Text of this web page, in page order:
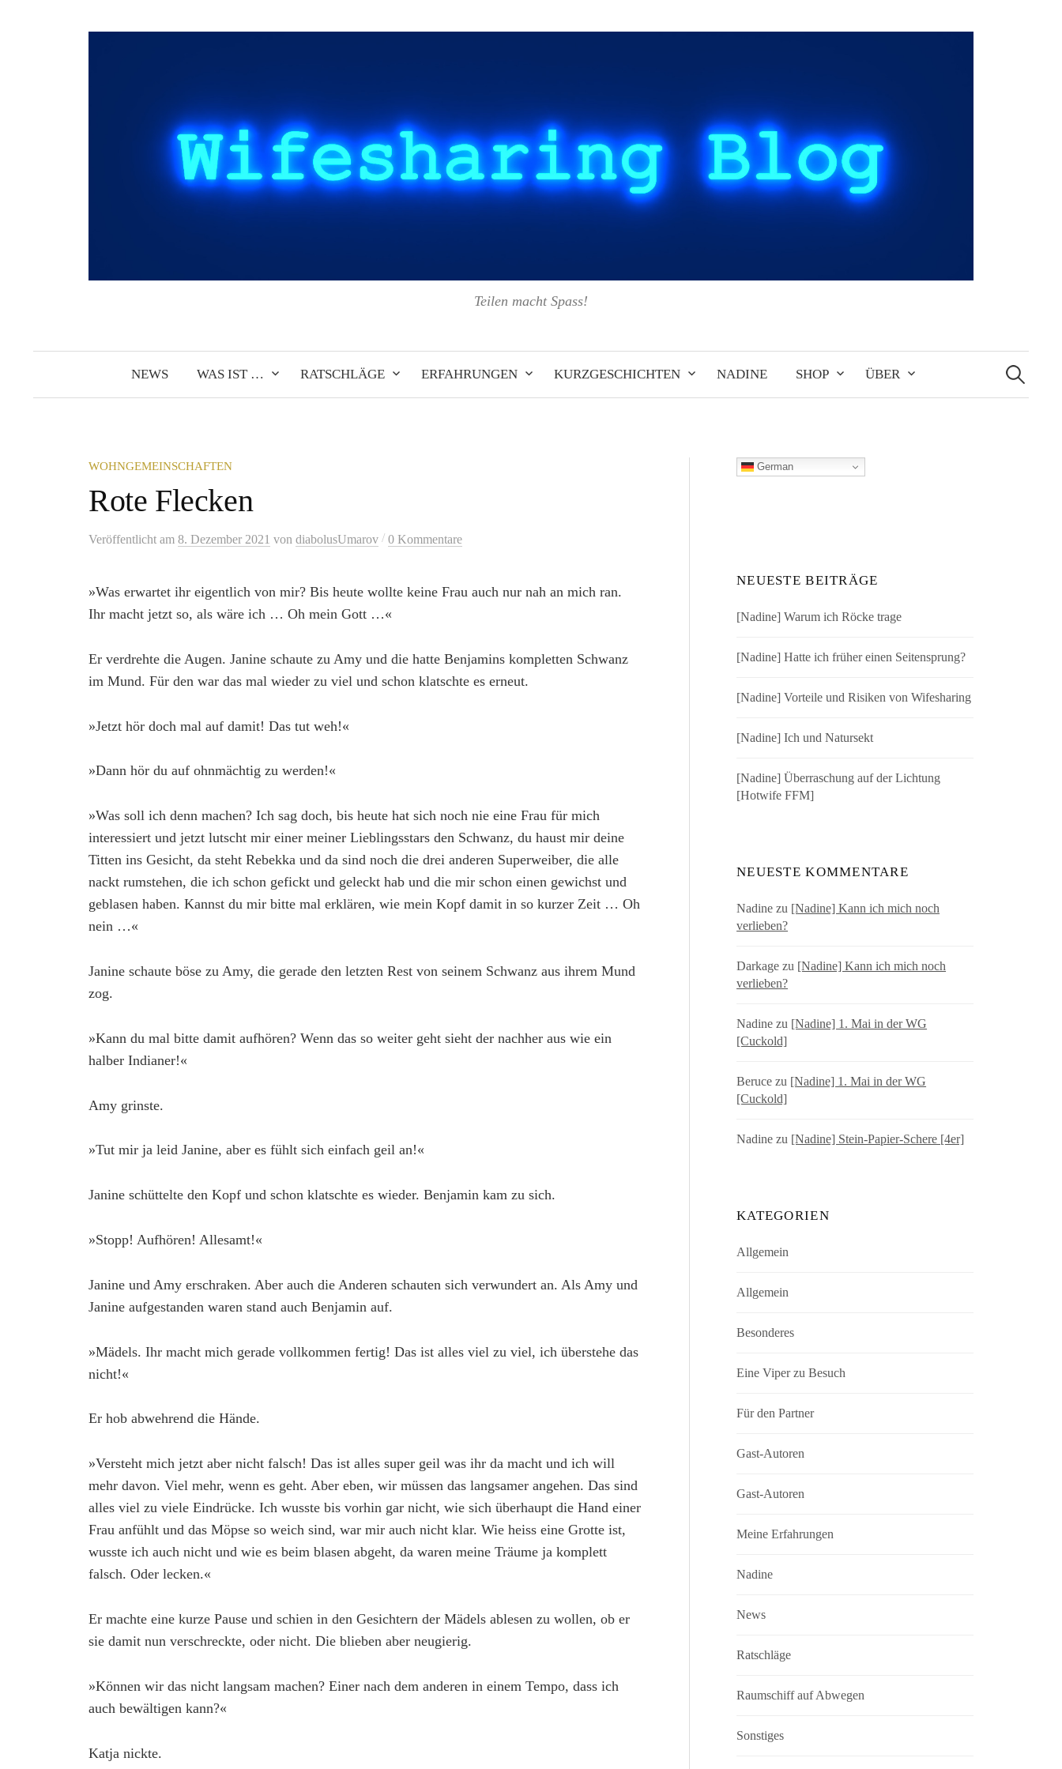
Teilen macht Spass!
NEWS WAS IST … RATSCHLÄGE ERFAHRUNGEN KURZGESCHICHTEN NADINE SHOP ÜBER
Suchen
nach:
WOHNGEMEINSCHAFTEN
Rote Flecken
Veröffentlicht am 8. Dezember 2021 von diabolusUmarov / 0 Kommentare
»Was erwartet ihr eigentlich von mir? Bis heute wollte keine Frau auch nur nah an mich ran.
Ihr macht jetzt so, als wäre ich … Oh mein Gott …«
Er verdrehte die Augen. Janine schaute zu Amy und die hatte Benjamins kompletten Schwanz
im Mund. Für den war das mal wieder zu viel und schon klatschte es erneut.
»Jetzt hör doch mal auf damit! Das tut weh!«
»Dann hör du auf ohnmächtig zu werden!«
»Was soll ich denn machen? Ich sag doch, bis heute hat sich noch nie eine Frau für mich
interessiert und jetzt lutscht mir einer meiner Lieblingsstars den Schwanz, du haust mir deine
Titten ins Gesicht, da steht Rebekka und da sind noch die drei anderen Superweiber, die alle
nackt rumstehen, die ich schon gefickt und geleckt hab und die mir schon einen gewichst und
geblasen haben. Kannst du mir bitte mal erklären, wie mein Kopf damit in so kurzer Zeit … Oh
nein …«
Janine schaute böse zu Amy, die gerade den letzten Rest von seinem Schwanz aus ihrem Mund
zog.
»Kann du mal bitte damit aufhören? Wenn das so weiter geht sieht der nachher aus wie ein
halber Indianer!«
Amy grinste.
»Tut mir ja leid Janine, aber es fühlt sich einfach geil an!«
Janine schüttelte den Kopf und schon klatschte es wieder. Benjamin kam zu sich.
»Stopp! Aufhören! Allesamt!«
Janine und Amy erschraken. Aber auch die Anderen schauten sich verwundert an. Als Amy und
Janine aufgestanden waren stand auch Benjamin auf.
»Mädels. Ihr macht mich gerade vollkommen fertig! Das ist alles viel zu viel, ich überstehe das
nicht!«
Er hob abwehrend die Hände.
»Versteht mich jetzt aber nicht falsch! Das ist alles super geil was ihr da macht und ich will
mehr davon. Viel mehr, wenn es geht. Aber eben, wir müssen das langsamer angehen. Das sind
alles viel zu viele Eindrücke. Ich wusste bis vorhin gar nicht, wie sich überhaupt die Hand einer
Frau anfühlt und das Möpse so weich sind, war mir auch nicht klar. Wie heiss eine Grotte ist,
wusste ich auch nicht und wie es beim blasen abgeht, da waren meine Träume ja komplett
falsch. Oder lecken.«
Er machte eine kurze Pause und schien in den Gesichtern der Mädels ablesen zu wollen, ob er
sie damit nun verschreckte, oder nicht. Die blieben aber neugierig.
»Können wir das nicht langsam machen? Einer nach dem anderen in einem Tempo, dass ich
auch bewältigen kann?«
Katja nickte.
German
NEUESTE BEITRÄGE
[Nadine] Warum ich Röcke trage
[Nadine] Hatte ich früher einen Seitensprung?
[Nadine] Vorteile und Risiken von Wifesharing
[Nadine] Ich und Natursekt
[Nadine] Überraschung auf der Lichtung
[Hotwife FFM]
NEUESTE KOMMENTARE
Nadine zu [Nadine] Kann ich mich noch
verlieben?
Darkage zu [Nadine] Kann ich mich noch
verlieben?
Nadine zu [Nadine] 1. Mai in der WG
[Cuckold]
Beruce zu [Nadine] 1. Mai in der WG
[Cuckold]
Nadine zu [Nadine] Stein-Papier-Schere [4er]
KATEGORIEN
Allgemein
Allgemein
Besonderes
Eine Viper zu Besuch
Für den Partner
Gast-Autoren
Gast-Autoren
Meine Erfahrungen
Nadine
News
Ratschläge
Raumschiff auf Abwegen
Sonstiges